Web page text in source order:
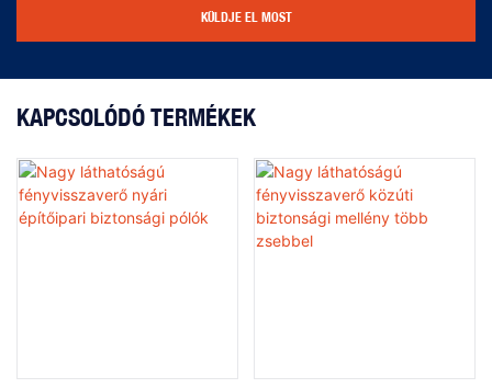
KÜLDJE EL MOST
KAPCSOLÓDÓ TERMÉKEK